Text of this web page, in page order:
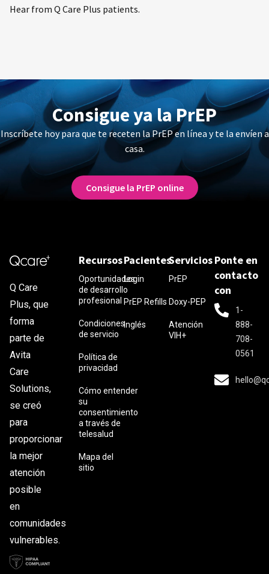
Hear from Q Care Plus patients.
Consigue ya la PrEP
Inscríbete hoy para que te receten la PrEP en línea y te la envíen a
casa.
Consigue la PrEP online
Q Care
Plus, que
forma
parte de
Avita
Care
Solutions,
se creó
para
proporcionar
la mejor
atención
posible
en
comunidades
vulnerables.
Recursos
Oportunidades
de desarrollo
profesional
Condiciones
de servicio
Política de
privacidad
Cómo entender
su
consentimiento
a través de
telesalud
Mapa del
sitio
Pacientes
Login
PrEP Refills
Inglés
Servicios
PrEP
Doxy-PEP
Atención
VIH+
Ponte en
contacto
con
1-
888-
708-
0561